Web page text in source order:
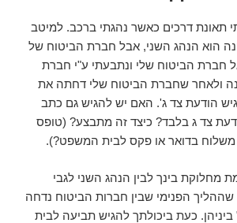
תאונת דרכים כאשר נהגתי ברכב. למיטב
הוא הנהג השני, אבל חברת הביטוח של
חברת הביטוח שלי ונתבעתי ע"י חברת
ולאחר שחברת הביטוח שלי דחתה את
הודעת צד ג'. האם יש להגיש גם כתב
צד ג בלבד? כיצד זה מתבצע? (טופס
משלוח בדואר או פקס לבית המשפט?).
מחלוקת בינך לבין הנהג השני לגבי
הפנימי שבין חברות הביטוח נדחה
כעת ביכולתך להגיש תביעה לבית